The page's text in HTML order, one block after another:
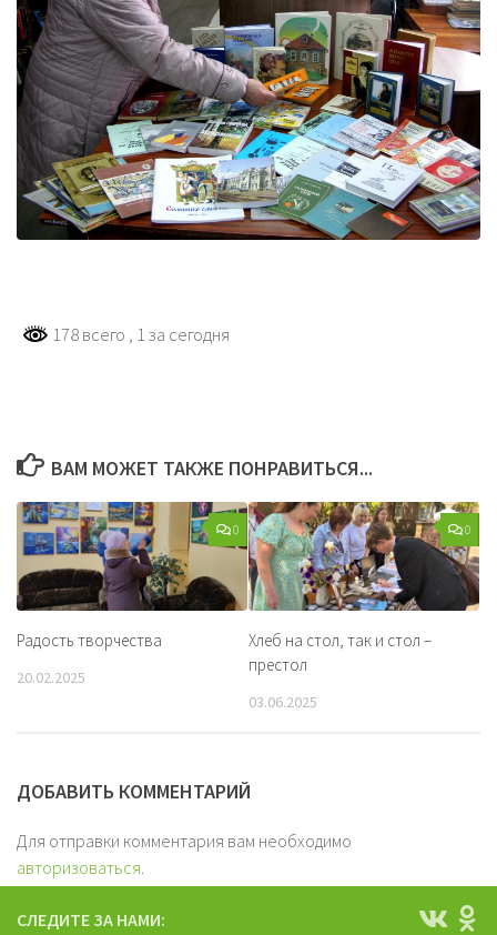
178 всего , 1 за сегодня
ВАМ МОЖЕТ ТАКЖЕ ПОНРАВИТЬСЯ...
0
Радость творчества
20.02.2025
0
Хлеб на стол, так и стол –
престол
03.06.2025
ДОБАВИТЬ КОММЕНТАРИЙ
Для отправки комментария вам необходимо
авторизоваться
СЛЕДИТЕ ЗА НАМИ: